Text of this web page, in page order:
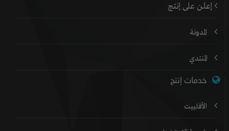
إعلن على إنتج
المدونة
المنتدي
خدمات إنتج
الأفلييت